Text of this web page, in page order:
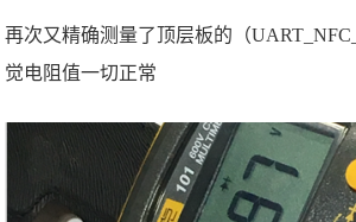
再次又精确测量了顶层板的（
觉电阻值一切正常